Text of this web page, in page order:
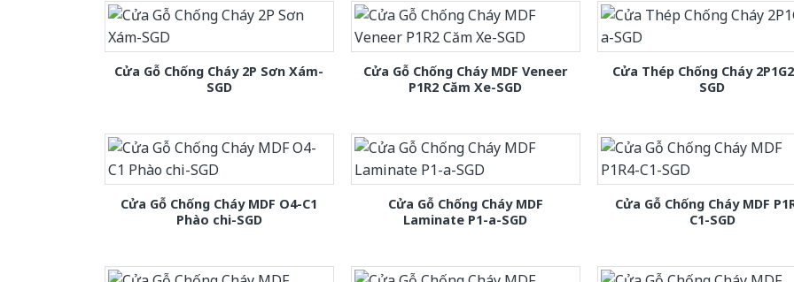
Cửa Gỗ Chống Cháy 2P Sơn Xám-
SGD
Cửa Gỗ Chống Cháy MDF Veneer
P1R2 Căm Xe-SGD
Cửa Thép Chống Cháy
SGD
Cửa Gỗ Chống Cháy MDF O4-C1
Phào chi-SGD
Cửa Gỗ Chống Cháy MDF
Laminate P1-a-SGD
Cửa Gỗ Chống Cháy MDF
C1-SGD